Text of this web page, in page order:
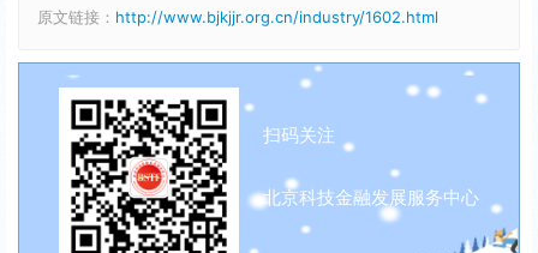
原文链接： http://www.bjkjjr.org.cn/industry/1602.html
扫码关注
北京科技金融发展服务中心